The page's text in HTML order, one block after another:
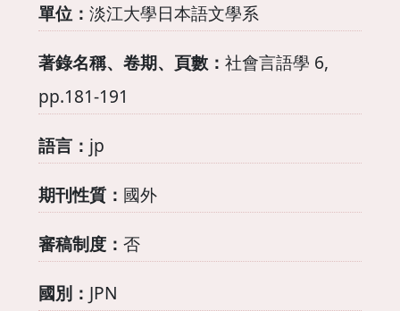
單位： 淡江大學日本語文學系
著錄名稱、卷期、頁數： 社會言語學 6,
pp.181-191
語言： jp
期刊性質： 國外
審稿制度： 否
國別： JPN